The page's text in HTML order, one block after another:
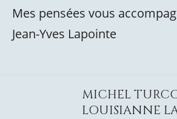
Mes pensées vous
Jean-Yves Lapointe
MICHEL
LOUISIANNE